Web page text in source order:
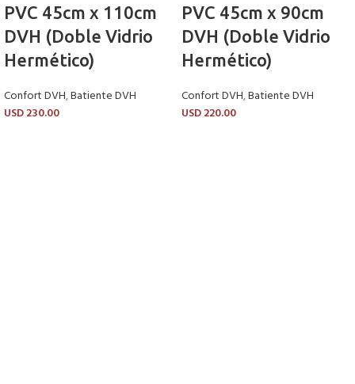
PVC 45cm x 110cm
DVH (Doble Vidrio
Hermético)
Confort DVH,Batiente DVH
USD230.00
PVC 45cm x 90cm
DVH (Doble Vidrio
Hermético)
Confort DVH,Batiente DVH
USD220.00